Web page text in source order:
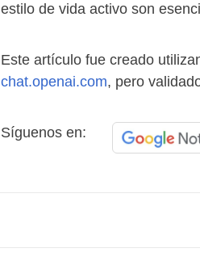
estilo de vida activo son
Este artículo fue creado
chat.openai.com, pero
Síguenos en: